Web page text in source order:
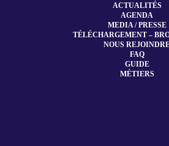
ACTUALITÉS
AGENDA
MEDIA / PRESSE
TÉLÉCHARGEMENT –
NOUS
FAQ
GUIDE
MÉTIERS